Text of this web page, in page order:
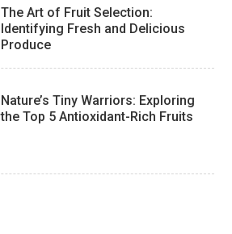
The Art of Fruit Selection:
Identifying Fresh and Delicious
Produce
Nature’s Tiny Warriors: Exploring
the Top 5 Antioxidant-Rich Fruits